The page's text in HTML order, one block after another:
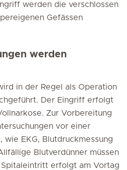
werden die verschlossen
Gefässen
werden
in der Regel als Operation
Der Eingriff erfolgt
Zur Vorbereitung
vor einer
EKG, Blutdruckmessung
Blutverdünner müssen
erfolgt am Vortag